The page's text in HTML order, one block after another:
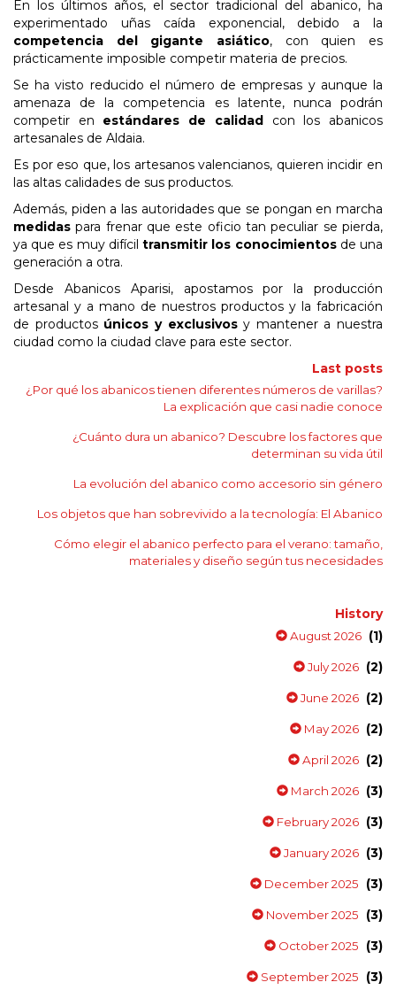
En los últimos años, el sector tradicional del abanico, ha
experimentado uñas caída exponencial, debido a la
competencia del gigante asiático, con quien es
prácticamente imposible competir materia de precios.
Se ha visto reducido el número de empresas y aunque la
amenaza de la competencia es latente, nunca podrán
competir en estándares de calidadcon los abanicos
artesanales de Aldaia.
Es por eso que, los artesanos valencianos, quieren incidir en
las altas calidades de sus productos.
Además, piden a las autoridades que se pongan en marcha
medidaspara frenar que este oficio tan peculiar se pierda,
ya que es muy difíciltransmitir los conocimientosde una
generación a otra.
Desde Abanicos Aparisi, apostamos por la producción
artesanal y a mano de nuestros productos y la fabricación
de productos únicos y exclusivosy mantener a nuestra
ciudad como la ciudad clave para este sector.
Last posts
¿Por qué los abanicos tienen diferentes números de varillas?
La explicación que casi nadie conoce
¿Cuánto dura un abanico? Descubre los factores que
determinan su vida útil
La evolución del abanico como accesorio sin género
Los objetos que han sobrevivido a la tecnología: El Abanico
Cómo elegir el abanico perfecto para el verano: tamaño,
materiales y diseño según tus necesidades
History
August 2026 (1)
July 2026 (2)
June 2026 (2)
May 2026 (2)
April 2026 (2)
March 2026 (3)
February 2026 (3)
January 2026 (3)
December 2025 (3)
November 2025 (3)
October 2025 (3)
September 2025 (3)